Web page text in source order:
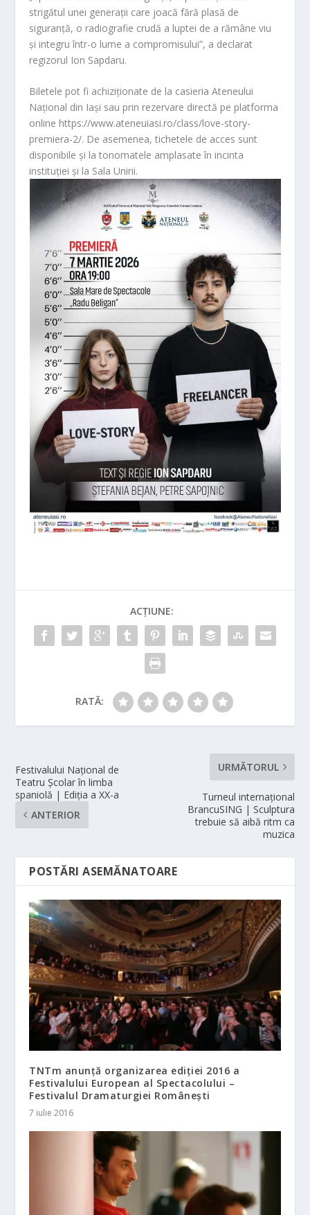
strigătul unei generații care joacă fără plasă de
siguranță, o radiografie crudă a luptei de a rămâne viu
și integru într-o lume a compromisului”, a declarat
regizorul Ion Sapdaru.
Biletele pot fi achiziționate de la casieria Ateneului
Național din Iași sau prin rezervare directă pe platforma
online https://www.ateneuiasi.ro/class/love-story-
premiera-2/. De asemenea, tichetele de acces sunt
disponibile și la tonomatele amplasate în incinta
instituției și la Sala Unirii.
ACȚIUNE:
RATĂ:
Festivalului Național de
Teatru Școlar în limba
spaniolă | Ediția a XX-a
ANTERIOR
URMĂTORUL
Turneul internațional
BrancuSING | Sculptura
trebuie să aibă ritm ca
muzica
POSTĂRI ASEMĂNATOARE
TNTm anunță organizarea ediției 2016 a
Festivalului European al Spectacolului –
Festivalul Dramaturgiei Românești
7 iulie 2016